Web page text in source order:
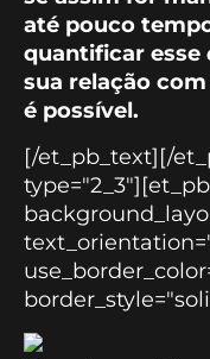
até pouco
quantificar esse
sua relação
é possível.
[/et_pb_text][/